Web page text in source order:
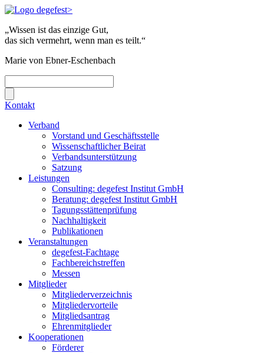
„Wissen ist das einzige Gut,
das sich vermehrt, wenn man es teilt.“
Marie von Ebner-Eschenbach
Kontakt
Verband
Vorstand und Geschäftsstelle
Wissenschaftlicher Beirat
Verbandsunterstützung
Satzung
Leistungen
Consulting: degefest Institut GmbH
Beratung: degefest Institut GmbH
Tagungsstättenprüfung
Nachhaltigkeit
Publikationen
Veranstaltungen
degefest-Fachtage
Fachbereichstreffen
Messen
Mitglieder
Mitgliederverzeichnis
Mitgliedervorteile
Mitgliedsantrag
Ehrenmitglieder
Kooperationen
Förderer